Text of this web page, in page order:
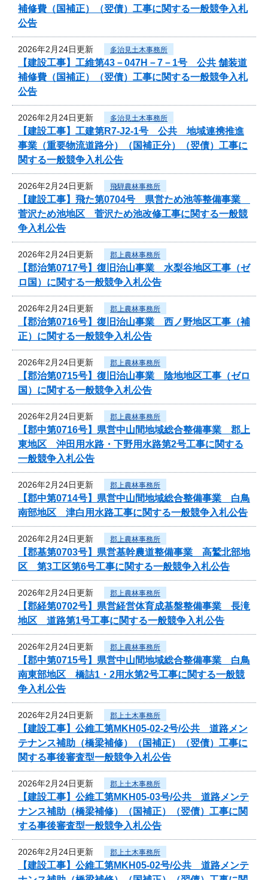
補修費（国補正）（翌債）工事に関する一般競争入札
公告
2026年2月24日更新 多治見土木事務所
【建設工事】工維第43－047H－7－1号 公共 舗装道
補修費（国補正）（翌債）工事に関する一般競争入札
公告
2026年2月24日更新 多治見土木事務所
【建設工事】工建第R7-J2-1号 公共 地域連携推進
事業（重要物流道路分）（国補正分）（翌債）工事に
関する一般競争入札公告
2026年2月24日更新 飛騨農林事務所
【建設工事】飛た第0704号 県営ため池等整備事業
菅沢ため池地区 菅沢ため池改修工事に関する一般競
争入札公告
2026年2月24日更新 郡上農林事務所
【郡治第0717号】復旧治山事業 水梨谷地区工事（ゼ
ロ国）に関する一般競争入札公告
2026年2月24日更新 郡上農林事務所
【郡治第0716号】復旧治山事業 西ノ野地区工事（補
正）に関する一般競争入札公告
2026年2月24日更新 郡上農林事務所
【郡治第0715号】復旧治山事業 陰地地区工事（ゼロ
国）に関する一般競争入札公告
2026年2月24日更新 郡上農林事務所
【郡中第0716号】県営中山間地域総合整備事業 郡上
東地区 沖田用水路・下野用水路第2号工事に関する
一般競争入札公告
2026年2月24日更新 郡上農林事務所
【郡中第0714号】県営中山間地域総合整備事業 白鳥
南部地区 津白用水路工事に関する一般競争入札公告
2026年2月24日更新 郡上農林事務所
【郡基第0703号】県営基幹農道整備事業 高鷲北部地
区 第3工区第6号工事に関する一般競争入札公告
2026年2月24日更新 郡上農林事務所
【郡経第0702号】県営経営体育成基盤整備事業 長滝
地区 道路第1号工事に関する一般競争入札公告
2026年2月24日更新 郡上農林事務所
【郡中第0715号】県営中山間地域総合整備事業 白鳥
南東部地区 橋詰1・2用水第2号工事に関する一般競
争入札公告
2026年2月24日更新 郡上土木事務所
【建設工事】公維工第MKH05-02-2号/公共 道路メン
テナンス補助（橋梁補修）（国補正）（翌債）工事に
関する事後審査型一般競争入札公告
2026年2月24日更新 郡上土木事務所
【建設工事】公維工第MKH05-03号/公共 道路メンテ
ナンス補助（橋梁補修）（国補正）（翌債）工事に関
する事後審査型一般競争入札公告
2026年2月24日更新 郡上土木事務所
【建設工事】公維工第MKH05-02号/公共 道路メンテ